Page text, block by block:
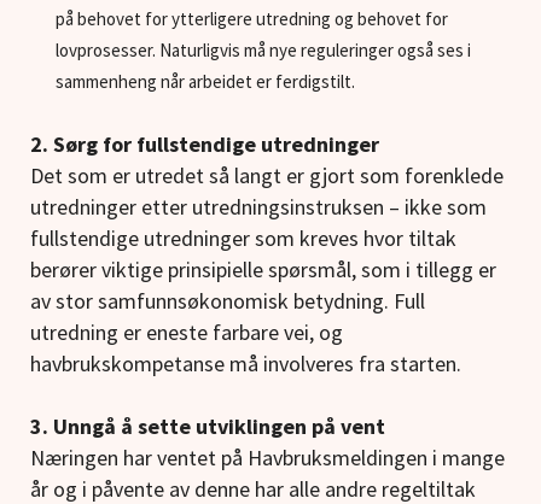
på behovet for ytterligere utredning og behovet for
lovprosesser. Naturligvis må nye reguleringer også ses i
sammenheng når arbeidet er ferdigstilt.
2. Sørg for fullstendige utredninger
Det som er utredet så langt er gjort som forenklede
utredninger etter utredningsinstruksen – ikke som
fullstendige utredninger som kreves hvor tiltak
berører viktige prinsipielle spørsmål, som i tillegg er
av stor samfunnsøkonomisk betydning. Full
utredning er eneste farbare vei, og
havbrukskompetanse må involveres fra starten.
3. Unngå å sette utviklingen på vent
Næringen har ventet på Havbruksmeldingen i mange
år og i påvente av denne har alle andre regeltiltak